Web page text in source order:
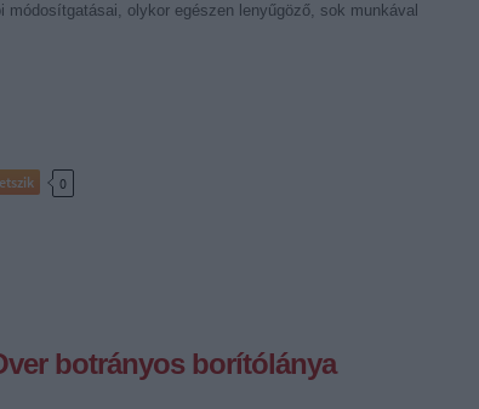
módosítgatásai, olykor egészen lenyűgöző, sok munkával
0
botrányos borítólánya